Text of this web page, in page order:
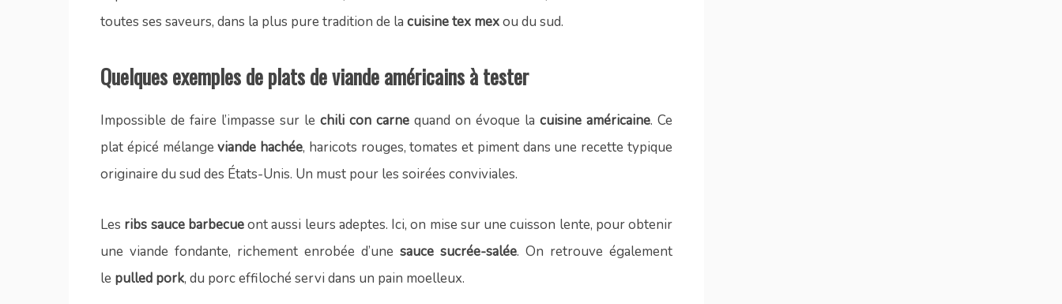
toutes ses saveurs, dans la plus pure tradition de la cuisine tex mexou du sud.
Quelques exemples de plats de viande américains à tester
Impossible de faire l’impasse sur le chili con carne quand on évoque la cuisine américaine. Ce
plat épicé mélangeviande hachée, haricots rouges, tomates et piment dans une recette typique
originaire du sud des États-Unis. Un must pour les soirées conviviales.
Les ribs sauce barbecueont aussi leurs adeptes. Ici, on mise sur une cuisson lente, pour obtenir
une viande fondante, richement enrobée d’une sauce sucrée-salée. On retrouve également
le pulled pork, du porc effiloché servi dans un pain moelleux.